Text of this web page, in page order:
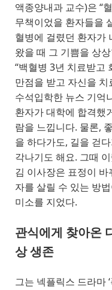
액종양내과 교수)은 “
무책이었을 환자들을
혈병에 걸렸던 환자가
왔을 때 그 기쁨을 상
“백혈병 3년 치료받고
만점을 받고 자신을
수석입학한 뉴스 기억
환자가 대학에 합격했
람을 느낍니다. 물론,
을 하다가도, 길을 걷
각나기도 해요. 그때
김 이사장은 표정이
자를 살릴 수 있는 방
미소를 지었다.
관식에게 찾아온
상 생존
그는 넥플릭스 드라마